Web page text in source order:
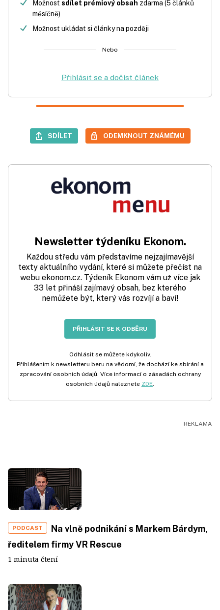
Možnost sdílet prémiový obsah zdarma (5 článků
měsíčně)
Možnost ukládat si články na později
Nebo
Přihlásit se a dočíst článek
SDÍLET ODEMKNOUT ZNÁMÉMU
Newsletter týdeníku Ekonom.
Každou středu vám představíme nejzajímavější
texty aktuálního vydání, které si můžete přečíst na
webu ekonom.cz. Týdeník Ekonom vám už více jak
33 let přináší zajímavý obsah, bez kterého
nemůžete být, který vás rozvíjí a baví!
PŘIHLÁSIT SE K ODBĚRU
Odhlásit se můžete kdykoliv.
Přihlášením k newsletteru beru na vědomí, že dochází ke sbírání a
zpracování osobních údajů. Více informací o zásadách ochrany
osobních údajů naleznete ZDE.
PODCAST
Na vlně podnikání s Markem Bárdym,
ředitelem firmy VR Rescue
1 minuta čtení